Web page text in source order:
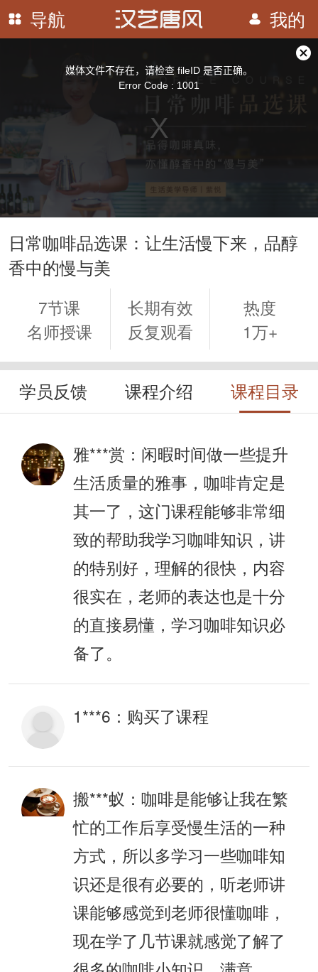
导航 我的
媒体文件不存在，请检查 fileID 是否正确。
Error Code : 1001
关
窗
日常咖啡品选课：让生活慢下来，品醇
香中的慢与美
7节课
名师授课
长期有效
反复观看
热度
1万+
学员反馈 课程介绍 课程目录
雅***赏： 闲暇时间做一些提升
生活质量的雅事，咖啡肯定是
其一了，这门课程能够非常细
致的帮助我学习咖啡知识，讲
的特别好，理解的很快，内容
很实在，老师的表达也是十分
的直接易懂，学习咖啡知识必
备了。
1***6： 购买了课程
搬***蚁： 咖啡是能够让我在繁
忙的工作后享受慢生活的一种
方式，所以多学习一些咖啡知
识还是很有必要的，听老师讲
课能够感觉到老师很懂咖啡，
现在学了几节课就感觉了解了